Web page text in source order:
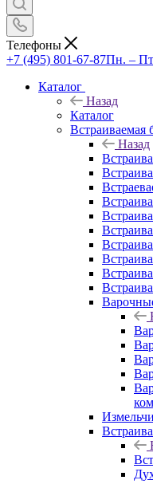
Телефоны
+7 (495) 801-67-87Пн. –
Каталог
Назад
Каталог
Встраиваемая
Назад